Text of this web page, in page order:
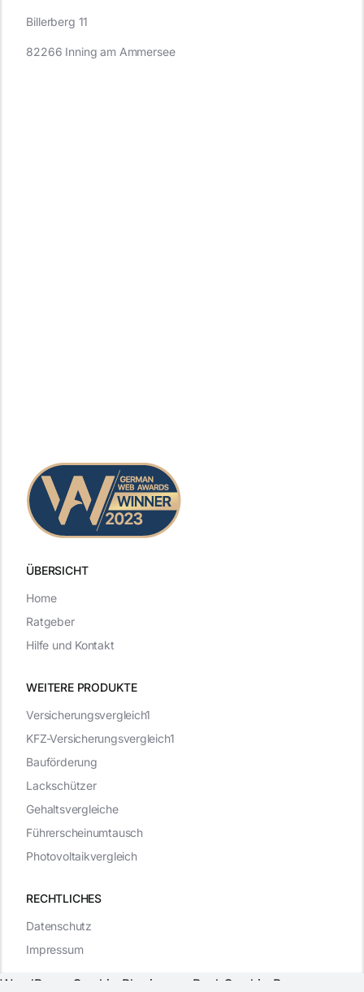
ÜBERSICHT
WEITERE PRODUKTE
RECHTLICHES
Billerberg 11
82266 Inning am Ammersee
Datenschutz
Impressum
Versicherungsvergleich1
KFZ-Versicherungsvergleich1
Bauförderung
Lackschützer
Gehaltsvergleiche
Führerscheinumtausch
Photovoltaikvergleich
Home
Ratgeber
Hilfe und Kontakt
WordPress Cookie Plugin von Real Cookie Banner